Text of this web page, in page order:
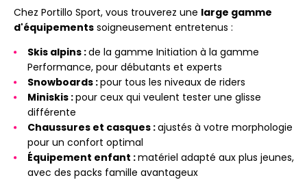
Chez Portillo Sport, vous trouverez une large gamme
d'équipements soigneusement entretenus :
Skis alpins :de la gamme Initiation à la gamme
Performance, pour débutants et experts
Snowboards :pour tous les niveaux de riders
Miniskis :pour ceux qui veulent tester une glisse
différente
Chaussures et casques :ajustés à votre morphologie
pour un confort optimal
Équipement enfant :matériel adapté aux plus jeunes,
avec des packs famille avantageux